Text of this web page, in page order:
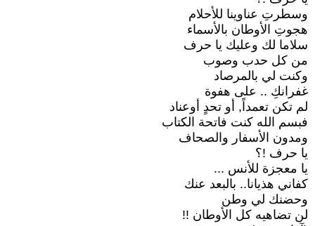
وسطرتِ عناوينا للأحلام
هجوتِ الأوطان بالأسماء
سلاما لك وعليك يا حرف
من كل حدب وصوب
وكنت لي بالمرصاد
غفرانكِ .. على هفوة
لم تكن تعمداً, أو تحدٍ أوعناد
فبسم الله كنت فاتحة الكتاب
ومدون الأسفار والصحاف
يا حرف !؟
يا معجزة للأنس ...
كفاني هذيانا.. بالبعد عنك
وحضنك لي وطن
لن تضاهيه كل الأوطان !!